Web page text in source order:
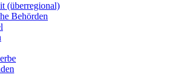
(überregional)
Behörden